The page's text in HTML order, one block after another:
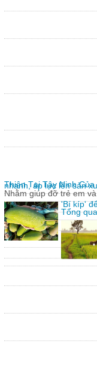
nhanh, áp lực lên sản
'Bí kíp'
Thiện Tại Tây Ninh
Nhằm giúp đỡ trẻ em
Tổng